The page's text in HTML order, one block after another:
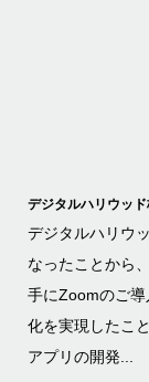
デジタルハリウッ
デジタルハリウ
なったことから
手にZoomのご
化を実現したこ
アプリの開発...